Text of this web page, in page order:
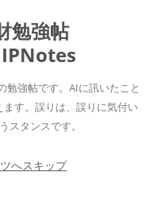
勉強帖
勉強帖です。AIに訊いたこと
す。誤りは、誤りに気付い
スタンスです。
へスキップ